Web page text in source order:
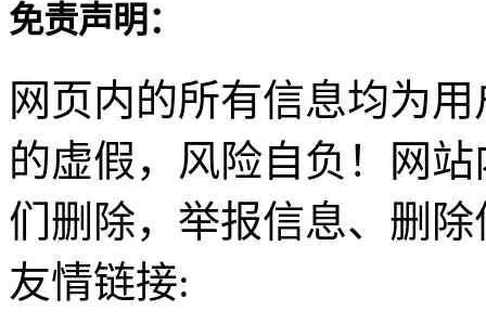
免责声明：
网页内的所有信息均为
的虚假，风险自负！网
们删除，举报信息、删
友情链接: